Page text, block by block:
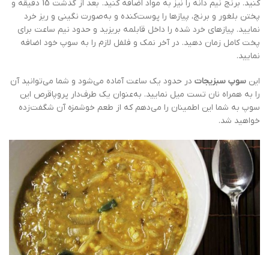
کنید. برنج نیم دانه را نیز به مواد اضافه کنید. بعد از گذشت 15 دقیقه و
پختن بلغور و برنج، پیازها را پوست‌کنده و به‌صورت نگینی و ریز خرد
نمایید. پیازهای خرد شده را داخل قابلمه بریزید و حدود نیم ساعت برای
پخت کامل زمان دهید. در آخر نمک و فلفل لازم را به سوپ خود اضافه
نمایید.
این سوپ سبزیجات در حدود یک ساعت آماده می‌شود و شما می‌توانید آن
را به همراه نان تست میل نمایید. به‌عنوان یک طرف‌دار پروپاقرص این
سوپ به شما این اطمینان را می‌دهم که از طعم خوشمزه آن شگفت‌زده
خواهید شد.